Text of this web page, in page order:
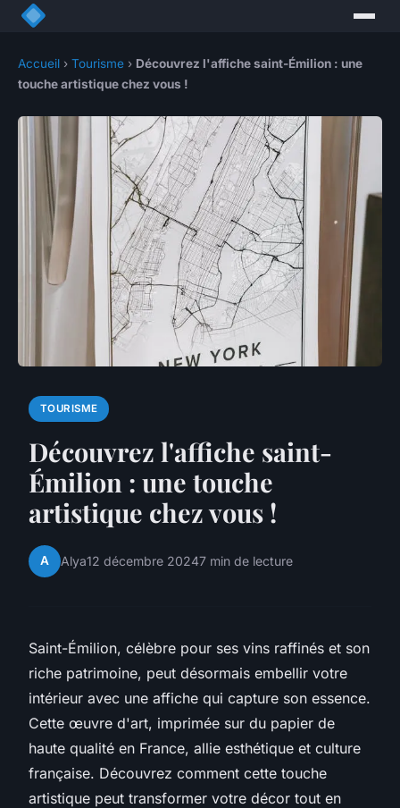
Accueil › Tourisme › Découvrez l'affiche saint-Émilion : une
touche artistique chez vous !
TOURISME
Découvrez l'affiche saint-
Émilion : une touche
artistique chez vous !
A Alya12 décembre 20247 min de lecture
Saint-Émilion, célèbre pour ses vins raffinés et son
riche patrimoine, peut désormais embellir votre
intérieur avec une affiche qui capture son essence.
Cette œuvre d'art, imprimée sur du papier de
haute qualité en France, allie esthétique et culture
française. Découvrez comment cette touche
artistique peut transformer votre décor tout en